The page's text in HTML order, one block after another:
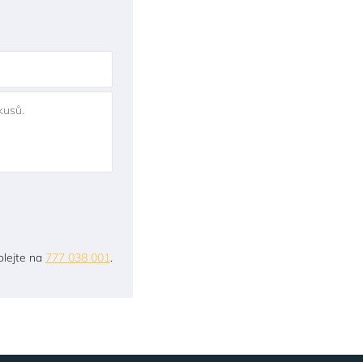
na 777 038 001.